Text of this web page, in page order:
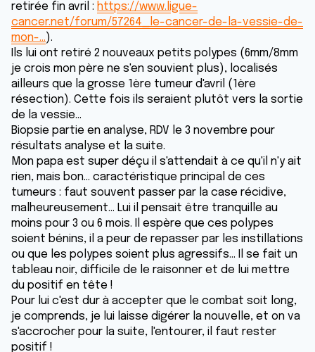
retirée fin avril : https://www.ligue-
cancer.net/forum/57264_le-cancer-de-la-vessie-de-
mon-…).
Ils lui ont retiré 2 nouveaux petits polypes (6mm/8mm
je crois mon père ne s'en souvient plus), localisés
ailleurs que la grosse 1ère tumeur d'avril (1ère
résection). Cette fois ils seraient plutôt vers la sortie
de la vessie...
Biopsie partie en analyse, RDV le 3 novembre pour
résultats analyse et la suite.
Mon papa est super déçu il s'attendait à ce qu'il n'y ait
rien, mais bon... caractéristique principal de ces
tumeurs : faut souvent passer par la case récidive,
malheureusement... Lui il pensait être tranquille au
moins pour 3 ou 6 mois. Il espère que ces polypes
soient bénins, il a peur de repasser par les instillations
ou que les polypes soient plus agressifs... Il se fait un
tableau noir, difficile de le raisonner et de lui mettre
du positif en tête !
Pour lui c'est dur à accepter que le combat soit long,
je comprends, je lui laisse digérer la nouvelle, et on va
s'accrocher pour la suite, l'entourer, il faut rester
positif !